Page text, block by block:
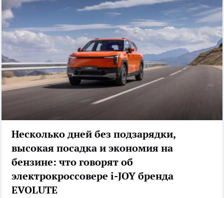
Несколько дней без подзарядки,
высокая посадка и экономия на
бензине: что говорят об
электрокроссовере i-JOY бренда
EVOLUTE